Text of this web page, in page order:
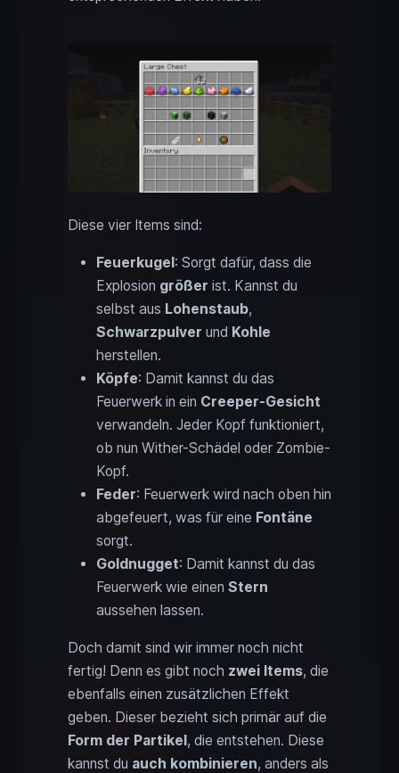
Diese vier Items sind:
Feuerkugel: Sorgt dafür, dass die
Explosion größer ist. Kannst du
selbst aus Lohenstaub,
Schwarzpulver und Kohle
herstellen.
Köpfe: Damit kannst du das
Feuerwerk in ein Creeper-Gesicht
verwandeln. Jeder Kopf funktioniert,
ob nun Wither-Schädel oder Zombie-
Kopf.
Feder: Feuerwerk wird nach oben hin
abgefeuert, was für eine Fontäne
sorgt.
Goldnugget: Damit kannst du das
Feuerwerk wie einen Stern
aussehen lassen.
Doch damit sind wir immer noch nicht
fertig! Denn es gibt noch zwei Items, die
ebenfalls einen zusätzlichen Effekt
geben. Dieser bezieht sich primär auf die
Form der Partikel, die entstehen. Diese
kannst du auch kombinieren, anders als